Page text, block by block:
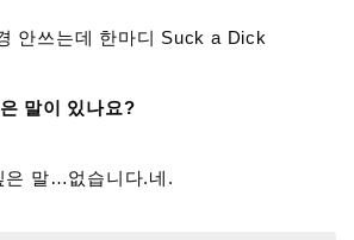
안쓰는데 한마디 Suck a Dick
말이 있나요?
은 말…없습니다.네.